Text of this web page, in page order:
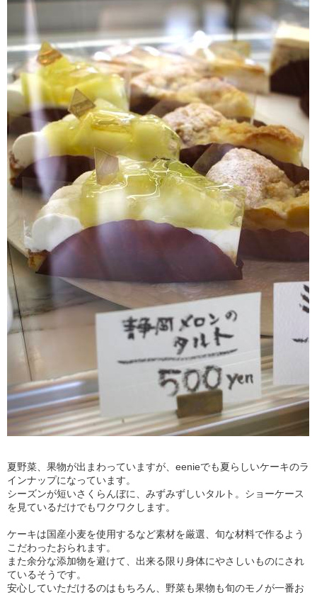
夏野菜、果物が出まわっていますが、eenieでも夏らしいケーキのラ
インナップになっています。
シーズンが短いさくらんぼに、みずみずしいタルト。ショーケース
を見ているだけでもワクワクします。
ケーキは国産小麦を使用するなど素材を厳選、旬な材料で作るよう
こだわったおられます。
また余分な添加物を避けて、出来る限り身体にやさしいものにされ
ているそうです。
安心していただけるのはもちろん、野菜も果物も旬のモノが一番お